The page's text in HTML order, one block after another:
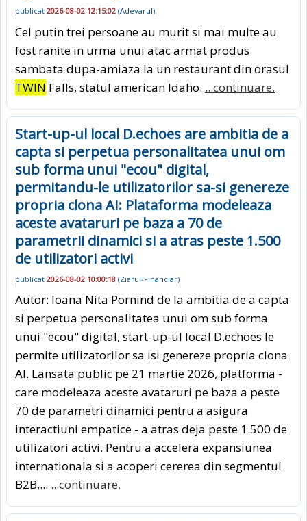
publicat 2026-08-02 12:15:02 (Adevarul)
Cel putin trei persoane au murit si mai multe au
fost ranite in urma unui atac armat produs
sambata dupa-amiaza la un restaurant din orasul
TWIN Falls, statul american Idaho. ...continuare.
Start-up-ul local D.echoes are ambitia de a
capta si perpetua personalitatea unui om
sub forma unui "ecou" digital,
permitandu-le utilizatorilor sa-si genereze
propria clona AI: Plataforma modeleaza
aceste avataruri pe baza a 70 de
parametrii dinamici si a atras peste 1.500
de utilizatori activi
publicat 2026-08-02 10:00:18 (Ziarul-Financiar)
Autor: Ioana Nita Pornind de la ambitia de a capta
si perpetua personalitatea unui om sub forma
unui "ecou" digital, start-up-ul local D.echoes le
permite utilizatorilor sa isi genereze propria clona
AI. Lansata public pe 21 martie 2026, platforma -
care modeleaza aceste avataruri pe baza a peste
70 de parametri dinamici pentru a asigura
interactiuni empatice - a atras deja peste 1.500 de
utilizatori activi. Pentru a accelera expansiunea
internationala si a acoperi cererea din segmentul
B2B,... ...continuare.